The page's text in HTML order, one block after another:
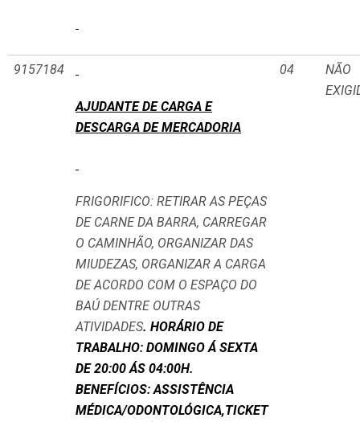
9157184
AJUDANTE DE CARGA E
DESCARGA DE MERCADORIA
FRIGORIFICO: RETIRAR AS PEÇAS
DE CARNE DA BARRA, CARREGAR
O CAMINHÃO, ORGANIZAR DAS
MIUDEZAS, ORGANIZAR A CARGA
DE ACORDO COM O ESPAÇO DO
BAÚ DENTRE OUTRAS
ATIVIDADES. HORÁRIO DE
TRABALHO: DOMINGO Á SEXTA
DE 20:00 ÁS 04:00H.
BENEFÍCIOS: ASSISTÊNCIA
MÉDICA/ODONTOLÓGICA,TICKET
04
NÃO